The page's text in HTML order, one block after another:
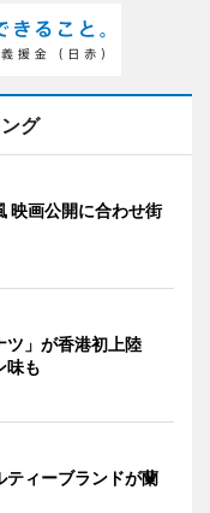
グ
映画公開に合わせ街
ツ」が香港初上陸
味も
ティーブランドが蘭